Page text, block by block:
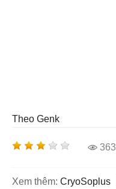
Theo Genk
363
Xem thêm: CryoSoplus